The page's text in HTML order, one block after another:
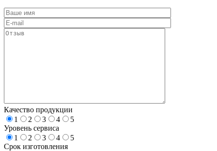
Качество продукции
1
2 3 4
5
Уровень сервиса
1
2 3 4
5
Срок изготовления